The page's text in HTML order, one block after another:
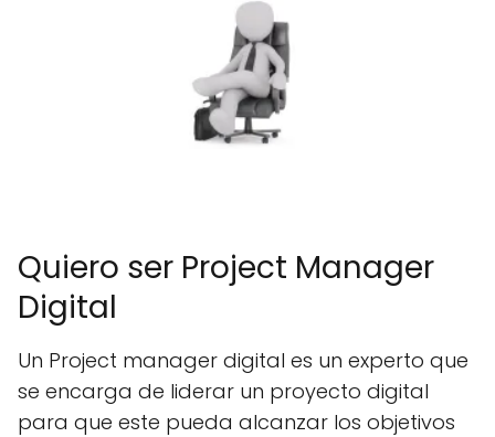
Quiero ser Project Manager
Digital
Un Project manager digital es un experto que
se encarga de liderar un proyecto digital
para que este pueda alcanzar los objetivos